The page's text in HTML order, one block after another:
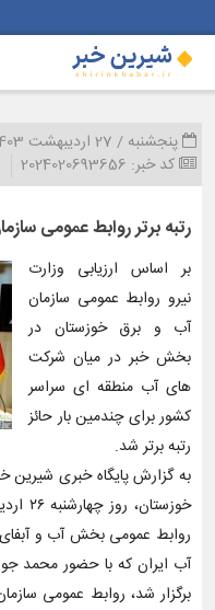
پنجشنبه / 27 اردیبهشت 1403
کد خبر: 2024020693656
رتبه برتر روابط عمومی
بر اساس ارزیابی وزارت
نیرو روابط عمومی سازمان
آب و برق خوزستان در
بخش خبر در میان شرکت
های آب منطقه ای سراسر
کشور برای چندمین بار حائز
رتبه برتر شد.
به گزارش پایگاه خبری شیرین
روابط عمومی بخش آب و
آب ایران که با حضور محمد
برگزار شد، روابط عمومی